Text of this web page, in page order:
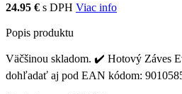
24.95 € s DPH Viac info
Popis produktu
Väčšinou skladom. ✔️ Hotový Záves
dohľadať aj pod EAN kódom: